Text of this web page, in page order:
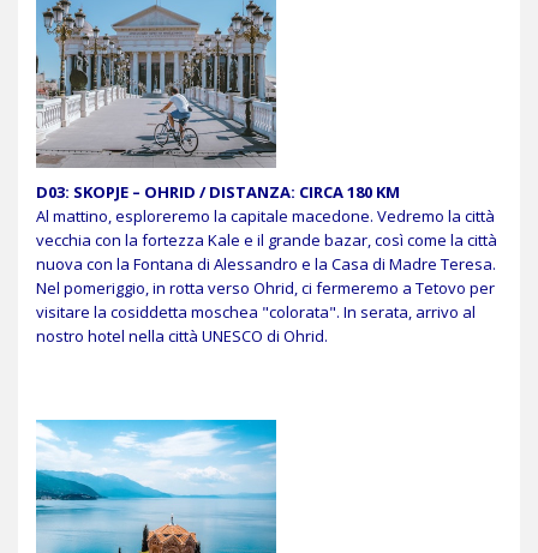
D03: SKOPJE – OHRID / DISTANZA: CIRCA 180 KM
Al mattino, esploreremo la capitale macedone. Vedremo la città
vecchia con la fortezza Kale e il grande bazar, così come la città
nuova con la Fontana di Alessandro e la Casa di Madre Teresa.
Nel pomeriggio, in rotta verso Ohrid, ci fermeremo a Tetovo per
visitare la cosiddetta moschea "colorata". In serata, arrivo al
nostro hotel nella città UNESCO di Ohrid.